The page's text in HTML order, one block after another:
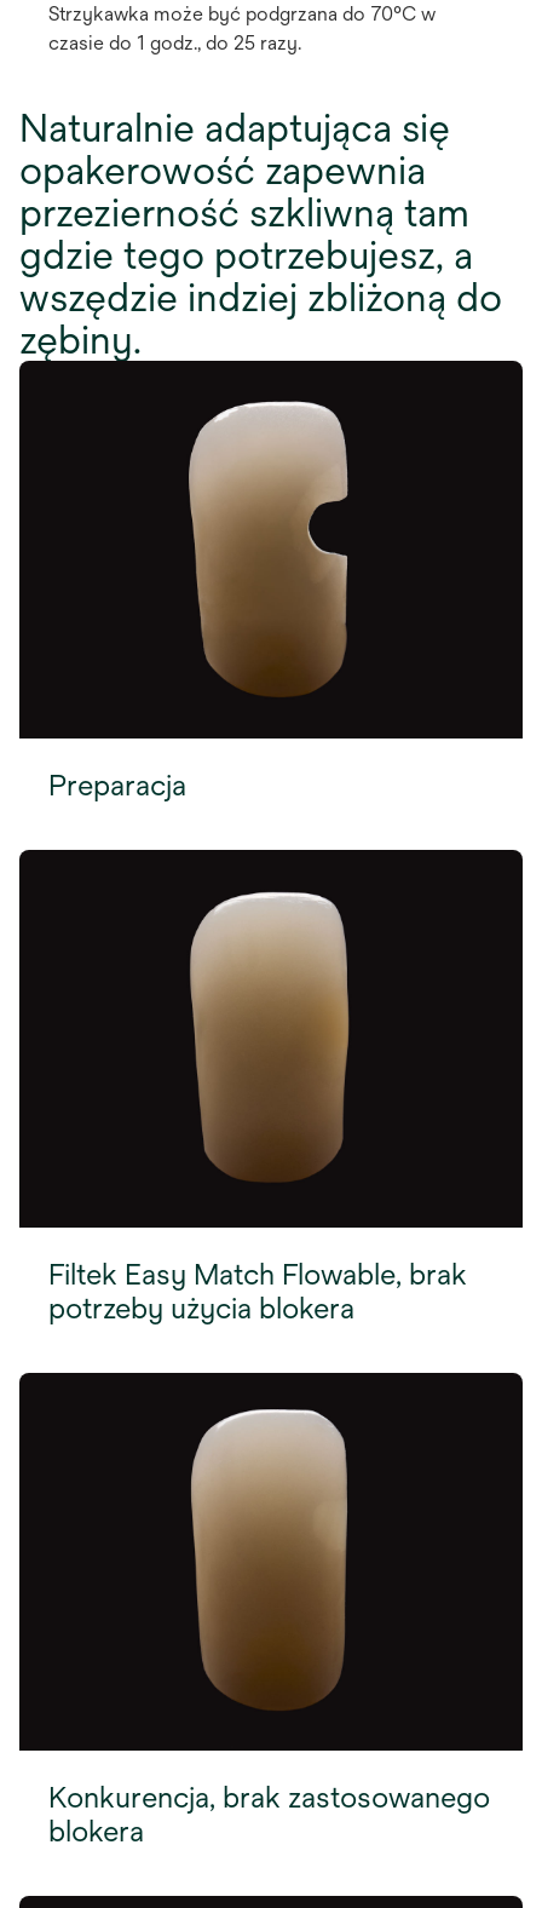
Strzykawka może być podgrzana do 70°C w
czasie do 1 godz., do 25 razy.
Naturalnie adaptująca się
opakerowość zapewnia
przezierność szkliwną tam
gdzie tego potrzebujesz, a
wszędzie indziej zbliżoną do
zębiny.
Preparacja
Filtek Easy Match Flowable, brak
potrzeby użycia blokera
Konkurencja, brak zastosowanego
blokera